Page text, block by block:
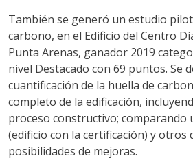
También se generó un estudio
carbono, en el Edificio del Centro
Punta Arenas, ganador 2019
nivel Destacado con 69 puntos. Se
cuantificación de la huella de
completo de la edificación,
proceso constructivo; comparando
(edificio con la certificación) y otros
posibilidades de mejoras.